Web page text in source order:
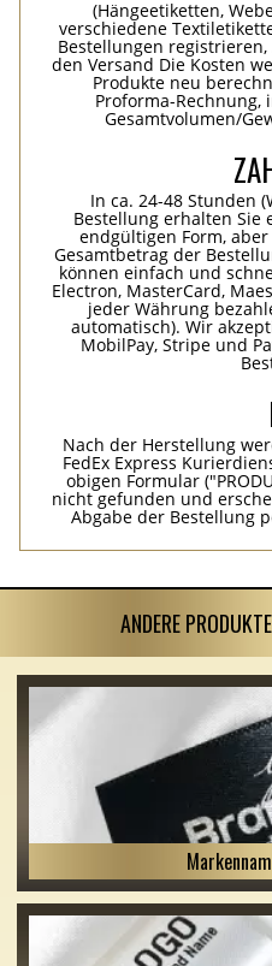
(Hängeetiketten,
verschiedene
Bestellungen
den Versand Die Kosten
Produkte neu
Proforma-
Gesamtvolumen/
In ca. 24-48 Stunden
Bestellung erhalten Sie
endgültigen Form,
Gesamtbetrag der
können einfach und
Electron, MasterCard,
jeder Währung
automatisch). Wir
MobilPay, Stripe und
Nach der Herstellung
FedEx Express
obigen Formular
nicht gefunden und
Abgabe der Bestellung
ANDERE